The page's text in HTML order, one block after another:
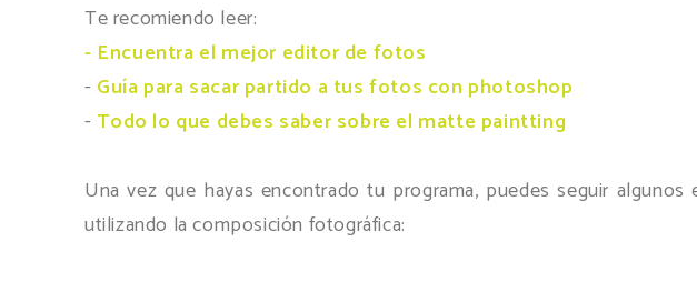
Te recomiendo leer:
- Encuentra el mejor editor de fotos
- Guía para sacar partido a tus fotos con photoshop
- Todo lo que debes saber sobre el matte paintting
Una vez que hayas encontrado tu programa, puedes seguir
utilizando la composición fotográfica: